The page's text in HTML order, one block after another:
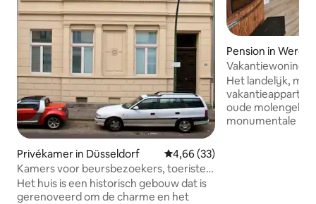
Privékamer in Düsseldorf Gemiddelde beoordeling van
4,66 (33)
Kamers voor beursbezoekers, toeristen
DE329371150
Het huis is een historisch gebouw dat is
gerenoveerd om de charme en het
Pension in
Vakantiewoning
Pleißental)
Het landelijk,
oude
monumentale